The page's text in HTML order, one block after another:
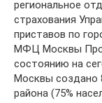
региональное
страхования
приставов по
МФЦ Москвы
состоянию на
Москвы создано
района (75%